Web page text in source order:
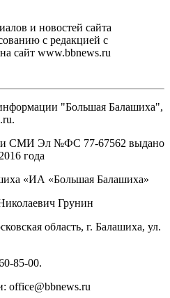
и новостей сайта
с редакцией с
сайт www.bbnews.ru
"Большая Балашиха",
СМИ Эл №ФС ‎77-67562 выдано
года
«ИА «Большая Балашиха»
Грунин
область, г. Балашиха, ул.
85-00.
office@bbnews.ru